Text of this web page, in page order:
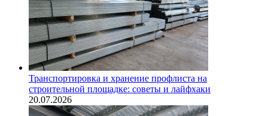
Транспортировка и хранение профлиста на
строительной площадке: советы и лайфхаки
20.07.2026